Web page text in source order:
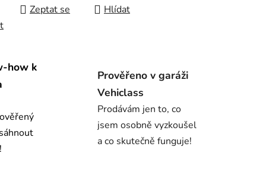
Zeptat se
Hlídat
how k
Prověřeno v garáži
Vehiclass
Prodávám jen to, co
jsem osobně vyzkoušel
a co skutečně funguje!